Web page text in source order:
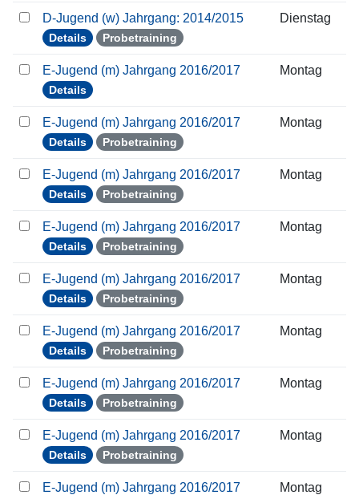
D-Jugend (w) Jahrgang: 2014/2015
Details Probetraining
Dienstag
E-Jugend (m) Jahrgang 2016/2017
Details
Montag
E-Jugend (m) Jahrgang 2016/2017
Details Probetraining
Montag
E-Jugend (m) Jahrgang 2016/2017
Details Probetraining
Montag
E-Jugend (m) Jahrgang 2016/2017
Details Probetraining
Montag
E-Jugend (m) Jahrgang 2016/2017
Details Probetraining
Montag
E-Jugend (m) Jahrgang 2016/2017
Details Probetraining
Montag
E-Jugend (m) Jahrgang 2016/2017
Details Probetraining
Montag
E-Jugend (m) Jahrgang 2016/2017
Details Probetraining
Montag
E-Jugend (m) Jahrgang 2016/2017 Montag